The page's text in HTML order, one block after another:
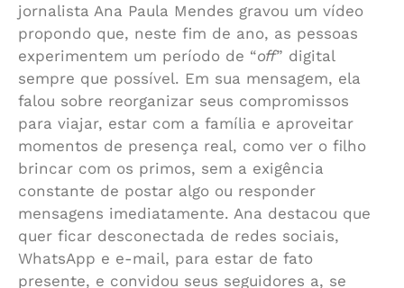
jornalista Ana Paula Mendes gravou um vídeo
propondo que, neste fim de ano, as pessoas
experimentem um período de “off” digital
sempre que possível. Em sua mensagem, ela
falou sobre reorganizar seus compromissos
para viajar, estar com a família e aproveitar
momentos de presença real, como ver o filho
brincar com os primos, sem a exigência
constante de postar algo ou responder
mensagens imediatamente. Ana destacou que
quer ficar desconectada de redes sociais,
WhatsApp e e-mail, para estar de fato
presente, e convidou seus seguidores a, se